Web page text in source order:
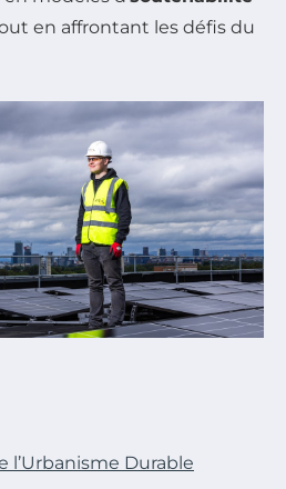
en affrontant les défis du
l’Urbanisme Durable